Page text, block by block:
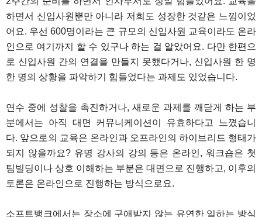
하면서 신입사원뿐만 아니라 저희도 성장한 것같은 느낌이었
어요. 우선 600명이라는 큰 규모의 신입사원 교육이라도 온라
인으로 여기까지 할 수 있구나 하는 걸 알았어요. 다만 한편으
로 신입사원 간의 연결을 만들지 못했다거나, 신입사원 한 명
한 명의 상황을 파악하기 힘들었다는 과제도 있었습니다.
연수 중에 성찰을 촉진하거나, 새로운 과제를 깨닫게 하는 부
분에서는 아직 대면 커뮤니케이션이 유효하다고 느꼈습니
다. 앞으로의 교육은 온라인과 오프라인의 하이브리드 형태가
되지 않을까요? 유명 강사의 강의 등은 온라인, 워크숍은 첫
팀빌딩이나 상호 이해하는 부분은 대면으로 진행하고, 이후의
토론은 온라인으로 진행하는 방식으로요.
소프트뱅크에서는 장소에 구애받지 않는 유연한 일하는 방식